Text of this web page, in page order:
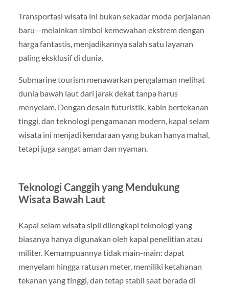
Transportasi wisata ini bukan sekadar moda perjalanan
baru—melainkan simbol kemewahan ekstrem dengan
harga fantastis, menjadikannya salah satu layanan
paling eksklusif di dunia.
Submarine tourism menawarkan pengalaman melihat
dunia bawah laut dari jarak dekat tanpa harus
menyelam. Dengan desain futuristik, kabin bertekanan
tinggi, dan teknologi pengamanan modern, kapal selam
wisata ini menjadi kendaraan yang bukan hanya mahal,
tetapi juga sangat aman dan nyaman.
Teknologi Canggih yang Mendukung
Wisata Bawah Laut
Kapal selam wisata sipil dilengkapi teknologi yang
biasanya hanya digunakan oleh kapal penelitian atau
militer. Kemampuannya tidak main-main: dapat
menyelam hingga ratusan meter, memiliki ketahanan
tekanan yang tinggi, dan tetap stabil saat berada di